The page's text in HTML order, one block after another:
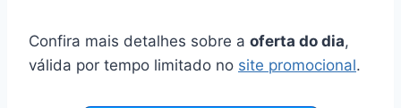
Confira mais detalhes sobre a oferta do dia,
válida por tempo limitado no site promocional.